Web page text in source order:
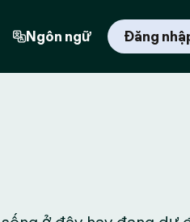
Ngôn ngữ Đăng